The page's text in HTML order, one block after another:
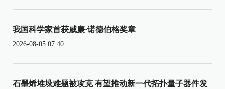
我国科学家首获威廉·诺德伯格奖章
2026-08-05 07:40
石墨烯堆垛难题被攻克 有望推动新一代拓扑量子器件发